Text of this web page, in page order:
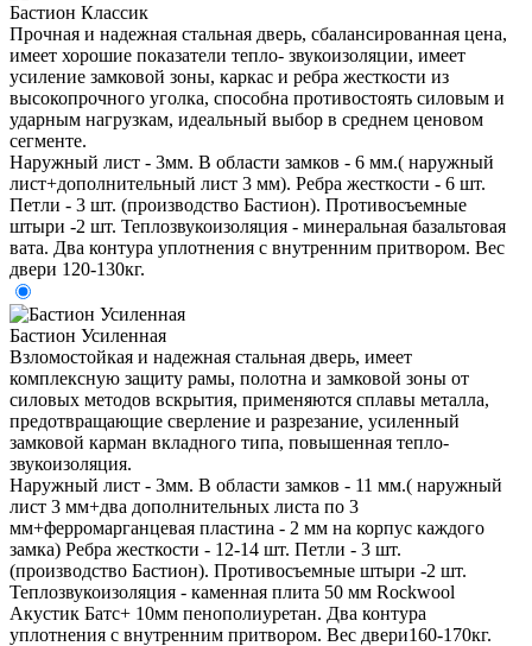
Бастион Классик
Прочная и надежная стальная дверь, сбалансированная цена,
имеет хорошие показатели тепло- звукоизоляции, имеет
усиление замковой зоны, каркас и ребра жесткости из
высокопрочного уголка, способна противостоять силовым и
ударным нагрузкам, идеальный выбор в среднем ценовом
сегменте.
Наружный лист - 3мм. В области замков - 6 мм.( наружный
лист+дополнительный лист 3 мм). Ребра жесткости - 6 шт.
Петли - 3 шт. (производство Бастион). Противосъемные
штыри -2 шт. Теплозвукоизоляция - минеральная базальтовая
вата. Два контура уплотнения с внутренним притвором. Вес
двери 120-130кг.
Бастион Усиленная
Взломостойкая и надежная стальная дверь, имеет
комплексную защиту рамы, полотна и замковой зоны от
силовых методов вскрытия, применяются сплавы металла,
предотвращающие сверление и разрезание, усиленный
замковой карман вкладного типа, повышенная тепло-
звукоизоляция.
Наружный лист - 3мм. В области замков - 11 мм.( наружный
лист 3 мм+два дополнительных листа по 3
мм+ферромарганцевая пластина - 2 мм на корпус каждого
замка) Ребра жесткости - 12-14 шт. Петли - 3 шт.
(производство Бастион). Противосъемные штыри -2 шт.
Теплозвукоизоляция - каменная плита 50 мм Rockwool
Акустик Батс+ 10мм пенополиуретан. Два контура
уплотнения с внутренним притвором. Вес двери160-170кг.